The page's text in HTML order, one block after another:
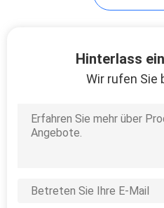
Hinterlass
Wir rufen Sie